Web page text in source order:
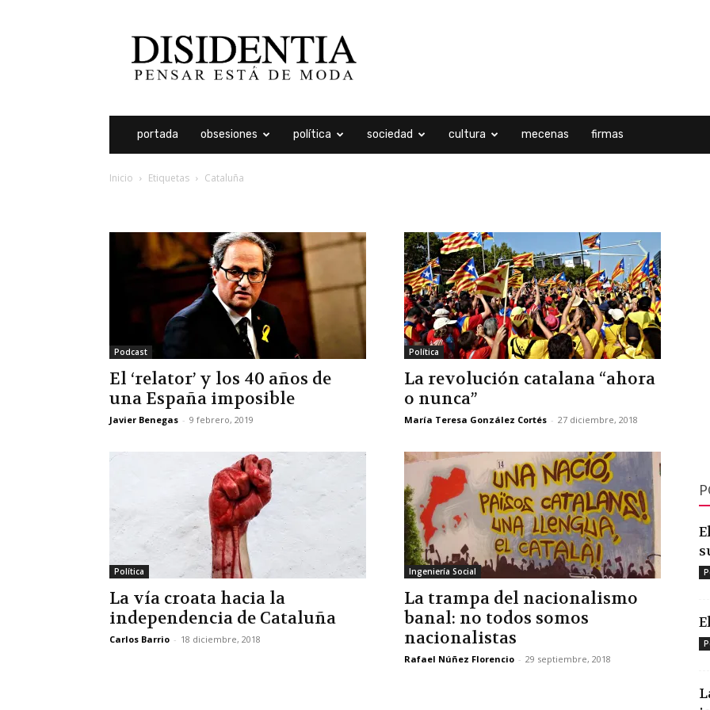
portada obsesiones política sociedad cultura mecenas firmas
Inicio Etiquetas Cataluña
Podcast
El ‘relator’ y los 40 años de
una España imposible
Javier Benegas - 9 febrero, 2019
Política
La revolución catalana “ahora
o nunca”
María Teresa González Cortés - 27 diciembre, 2018
Política
La vía croata hacia la
independencia de Cataluña
Carlos Barrio - 18 diciembre, 2018
Ingeniería Social
La trampa del nacionalismo
banal: no todos somos
nacionalistas
Rafael Núñez Florencio - 29 septiembre, 2018